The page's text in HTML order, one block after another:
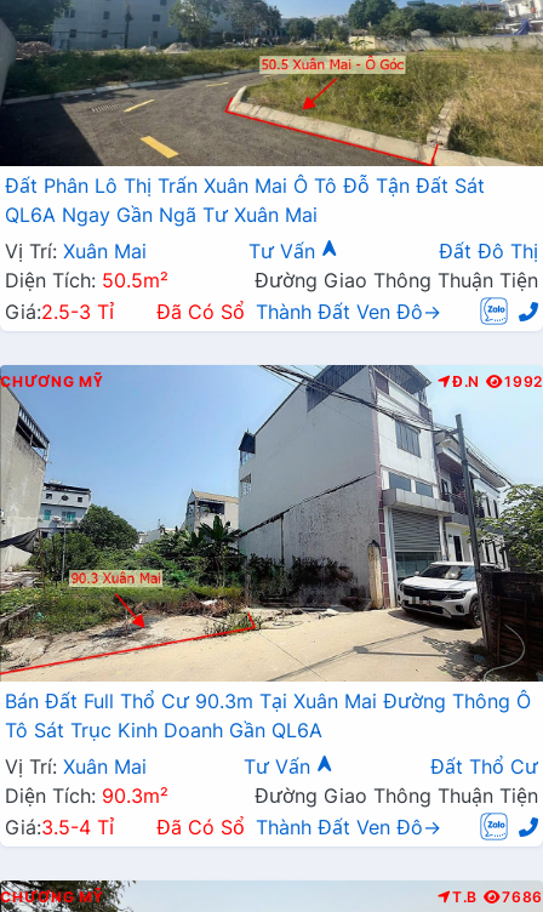
Đất Phân Lô Thị Trấn Xuân Mai Ô Tô Đỗ Tận Đất Sát
QL6A Ngay Gần Ngã Tư Xuân Mai
Vị Trí: Xuân Mai Tư Vấn
Đất Đô Thị
Diện Tích: 50.5m²
Đường Giao Thông Thuận Tiện
Giá:2.5-3 Tỉ Đã Có Sổ Thành Đất Ven Đô→
CHƯƠNG MỸ Đ.N 1992
Bán Đất Full Thổ Cư 90.3m Tại Xuân Mai Đường Thông Ô
Tô Sát Trục Kinh Doanh Gần QL6A
Vị Trí: Xuân Mai Tư Vấn
Đất Thổ Cư
Diện Tích: 90.3m²
Đường Giao Thông Thuận Tiện
Giá:3.5-4 Tỉ Đã Có Sổ Thành Đất Ven Đô→
CHƯƠNG MỸ T.B 7686